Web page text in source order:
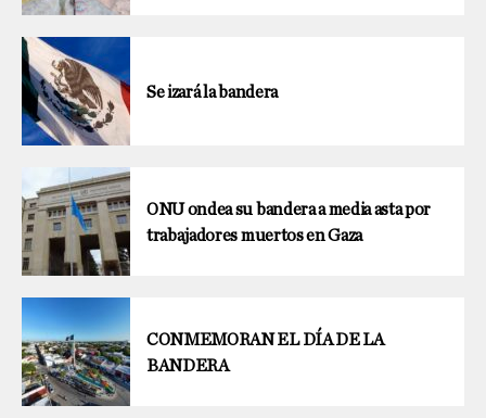
Se izará la bandera
ONU ondea su bandera a media asta por
trabajadores muertos en Gaza
CONMEMORAN EL DÍA DE LA
BANDERA